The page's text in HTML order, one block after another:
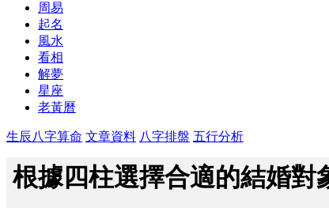
周易
起名
風水
看相
解夢
星座
老黃曆
生辰八字算命 文章資料 八字排盤 五行分析
根據四柱選擇合適的結婚對